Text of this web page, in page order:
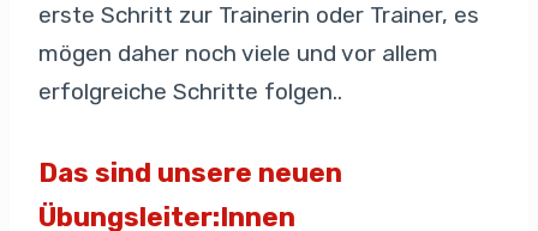
erste Schritt zur Trainerin oder Trainer, es
mögen daher noch viele und vor allem
erfolgreiche Schritte folgen..
Das sind unsere neuen
Übungsleiter:Innen